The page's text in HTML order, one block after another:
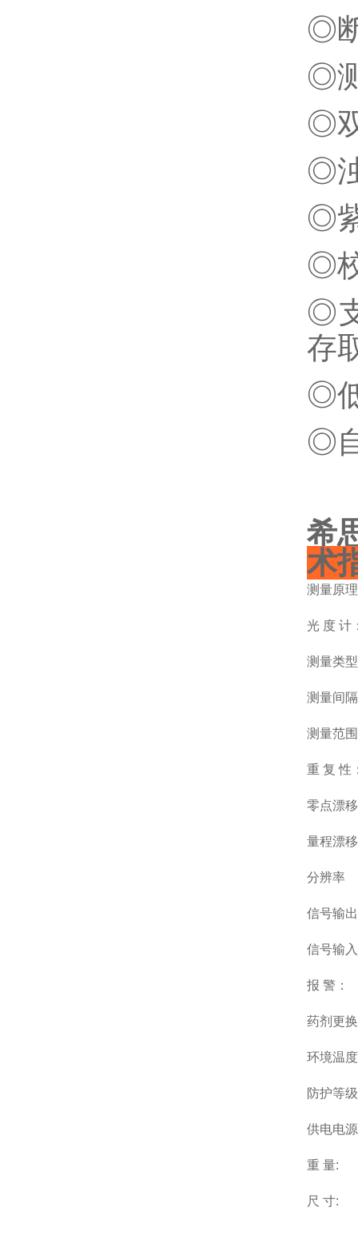
◎
◎
◎
◎
◎
◎
◎
存
◎
◎
希
术
测量原
光 度 计
测量类
测量间
测量范
重 复 性
零点漂
量程漂
分辨率
信号输
信号输入
报 警：
药剂更
环境温度
防护等
供电电
重 量:
尺 寸: